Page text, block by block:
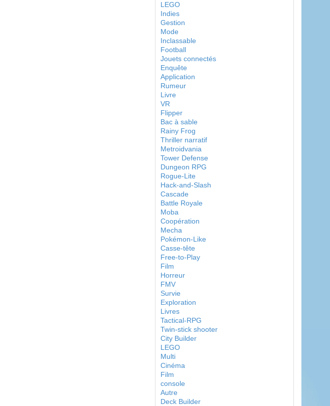
LEGO
Indies
Gestion
Mode
Inclassable
Football
Jouets connectés
Enquête
Application
Rumeur
Livre
VR
Flipper
Bac à sable
Rainy Frog
Thriller narratif
Metroidvania
Tower Defense
Dungeon RPG
Rogue-Lite
Hack-and-Slash
Cascade
Battle Royale
Moba
Coopération
Mecha
Pokémon-Like
Casse-tête
Free-to-Play
Film
Horreur
FMV
Survie
Exploration
Livres
Tactical-RPG
Twin-stick shooter
City Builder
LEGO
Multi
Cinéma
Film
console
Autre
Deck Builder